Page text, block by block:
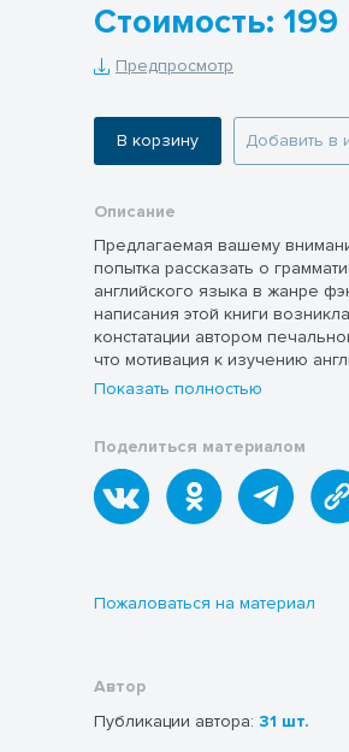
Стоимость: 199
Предпросмотр
В корзину Добавить в
Описание
Предлагаемая вашему
попытка рассказать о
английского языка в жанре
написания этой книги
констатации автором
что мотивация к изучению
языка у большинства
школьников среднего звена, а
ознакомление их с основами
грамматики в части
книги насыщен
сталкивается с проблемами в
языка, она чудесным образом
Вопросительный Знак, узнав о
Показать полностью
Поделиться материалом
Пожаловаться на материал
Автор
Публикации автора: 31 шт.